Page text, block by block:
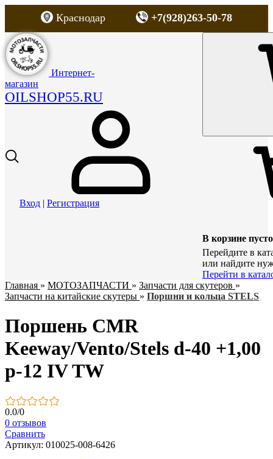
Краснодар +7(928)263-50-78
Интернет-
магазин
OILSHOP55.RU
Вход | Регистрация
В корзине пусто
Перейдите в
или найдите
Перейти в
Главная » МОТОЗАПЧАСТИ » Запчасти для скутеров »
Запчасти на китайские скутеры » Поршни и кольца STELS
Поршень CMR
Keeway/Vento/Stels d-40 +1,00
p-12 IV TW
0.0/0
0 отзывов
Сравнить
Артикул: 010025-008-6426